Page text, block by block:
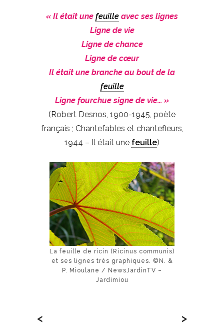
« Il était une feuille avec ses lignes
Ligne de vie
Ligne de chance
Ligne de cœur
Il était une branche au bout de la
feuille
Ligne fourchue signe de vie… »
(Robert Desnos, 1900-1945, poète
français ; Chantefables et chantefleurs,
1944 – Il était une feuille)
La feuille de ricin (Ricinus communis)
et ses lignes très graphiques. ©N. &
P. Mioulane / NewsJardinTV –
Jardimiou
< >